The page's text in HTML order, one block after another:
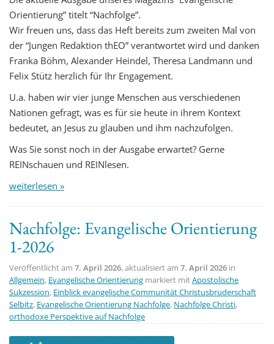
Orientierung” titelt “Nachfolge”.
Wir freuen uns, dass das Heft bereits zum zweiten Mal von
der “Jungen Redaktion thEO” verantwortet wird und danken
Franka Böhm, Alexander Heindel, Theresa Landmann und
Felix Stütz herzlich für Ihr Engagement.
U.a. haben wir vier junge Menschen aus verschiedenen
Nationen gefragt, was es für sie heute in ihrem Kontext
bedeutet, an Jesus zu glauben und ihm nachzufolgen.
Was Sie sonst noch in der Ausgabe erwartet? Gerne
REINschauen und REINlesen.
weiterlesen »
Nachfolge: Evangelische Orientierung
1-2026
Veröffentlicht am 7. April 2026, aktualisiert am 7. April 2026 in
Allgemein, Evangelische Orientierung markiert mitApostolische
Sukzession, Einblick evangelische Communität Christusbruderschaft
Selbitz, Evangelische Orientierung Nachfolge, Nachfolge Christi,
orthodoxe Perspektive auf Nachfolge